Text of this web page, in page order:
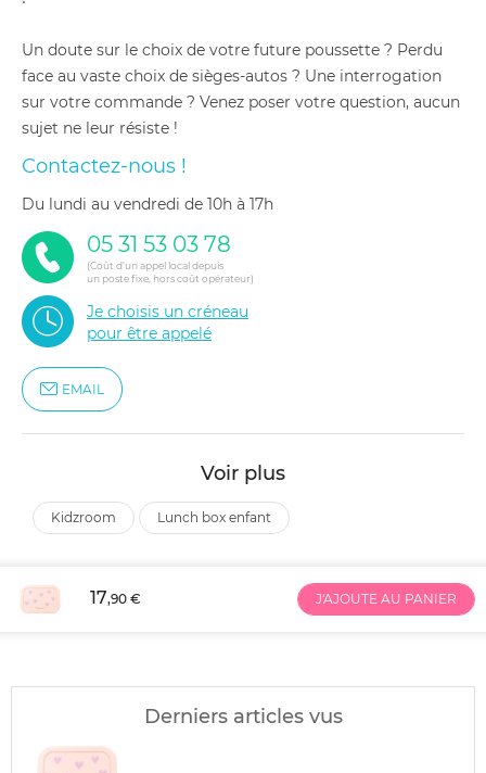
Un doute sur le choix de votre future poussette ? Perdu
face au vaste choix de sièges-autos ? Une interrogation
sur votre commande ? Venez poser votre question, aucun
sujet ne leur résiste !
Contactez-nous !
du lundi au vendredi de 10h à 17h
05 31 53 03 78
(Coût d'un appel local depuis
un poste fixe, hors coût opérateur)
Je choisis un créneau
pour être appelé
EMAIL
Voir plus
kidzroom lunch box enfant
17,90 € J'AJOUTE AU PANIER
Derniers articles vus